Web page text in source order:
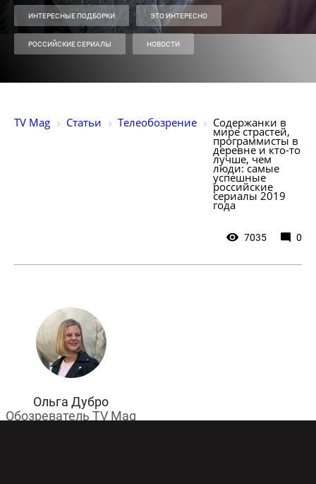
ИНТЕРЕСНЫЕ ПОДБОРКИ ЭТО ИНТЕРЕСНО
РОССИЙСКИЕ СЕРИАЛЫ НОВОСТИ
TV Mag Статьи Телеобозрение Содержанки в
мире страстей,
программисты в
деревне и кто-то
лучше, чем
люди: самые
успешные
российские
сериалы 2019
года
7035 0
Ольга Дубро
Обозреватель TV Mag